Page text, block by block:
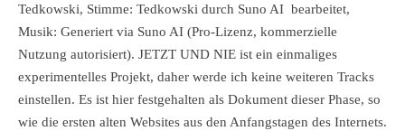
Tedkowski, Stimme: Tedkowski durch Suno AI bearbeitet,
Musik: Generiert via Suno AI (Pro-Lizenz, kommerzielle
Nutzung autorisiert). JETZT UND NIE ist ein einmaliges
experimentelles Projekt, daher werde ich keine weiteren Tracks
einstellen. Es ist hier festgehalten als Dokument dieser Phase, so
wie die ersten alten Websites aus den Anfangstagen des Internets.